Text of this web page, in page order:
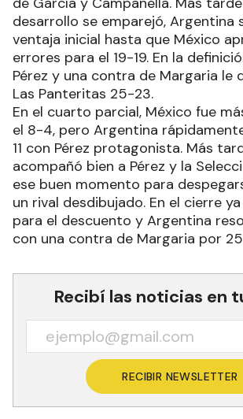
desarrollo se emparejó, Argentina
ventaja inicial hasta que México
errores para el 19-19. En la
Pérez y una contra de Margaria le
Las Panteritas 25-23.
En el cuarto parcial, México fue
el 8-4, pero Argentina
11 con Pérez protagonista. Más
acompañó bien a Pérez y la
ese buen momento para
un rival desdibujado. En el cierre
para el descuento y Argentina
con una contra de Margaria por
Recibí las noticias en
RECIBIR NEWSLETTER